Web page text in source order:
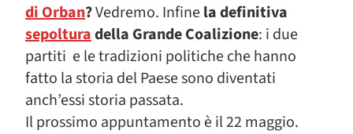
di Orban?Vedremo. Infinela definitiva
sepolturadella Grande Coalizione: i due
partiti e le tradizioni politiche che hanno
fatto la storia del Paese sono diventati
anch’essi storia passata.
Il prossimo appuntamento è il 22 maggio.